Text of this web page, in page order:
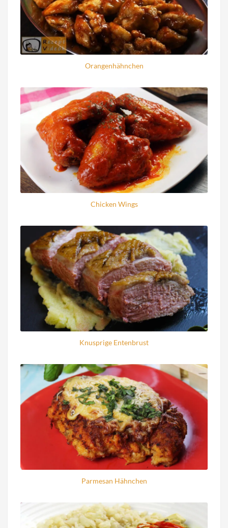
Orangenhähnchen
Chicken Wings
Knusprige Entenbrust
Parmesan Hähnchen